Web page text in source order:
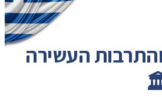
העשירה